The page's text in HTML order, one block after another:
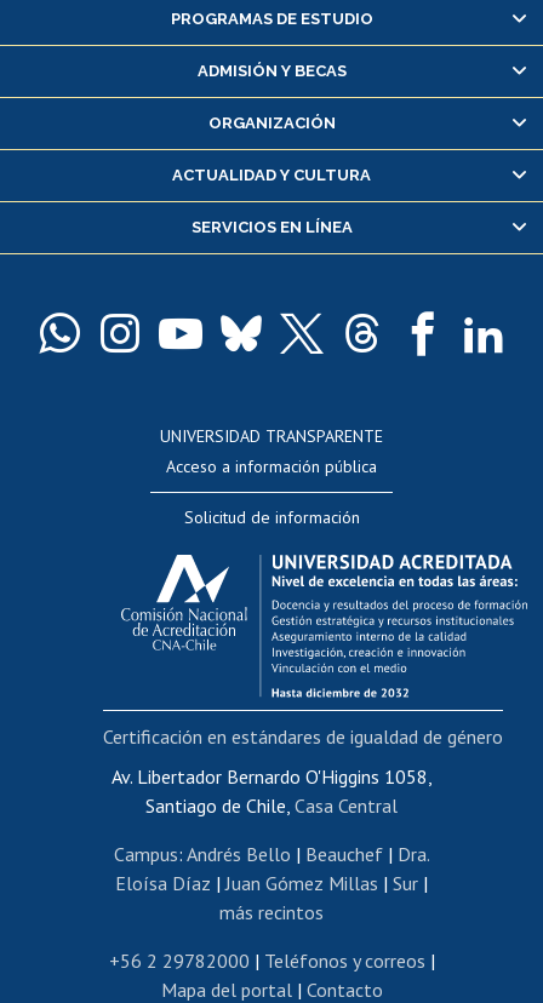
Alumnas/os y exalumnas/os
Matrícula en línea
Inscripción y cambio de asignaturas
Consulta y certificado de notas
Servicio médico y dental
Pago de arancel y crédito alumnos
Docentes
Evaluación docente
Calificación académica
Postulación al AUCAI
Funcionarias/os
Cursos internos de capacitación
Bienestar del personal
Portal de movilidad interna
Certificado de renta
Certificado de renta honorarios
Editar páginas blancas
Extranjeras/os
Revalidación y reconocimiento de títulos
Postulación al Programa de Movilidad Estudiantil
PROGRAMAS DE ESTUDIO
ADMISIÓN Y BECAS
ORGANIZACIÓN
ACTUALIDAD Y CULTURA
SERVICIOS EN LÍNEA
UNIVERSIDAD TRANSPARENTE
Acceso a información pública
Solicitud de información
Av. Libertador Bernardo O'Higgins 1058,
Santiago de Chile, Casa Central
Campus: Andrés Bello | Beauchef| Dra.
Eloísa Díaz |Juan Gómez Millas | Sur |
más recintos
+56 2 29782000 | Teléfonos y correos |
Mapa del portal| Contacto
Certificación en estándares de igualdad de género